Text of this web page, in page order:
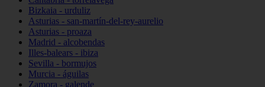
Bizkaia - urduliz
Asturias - san-martín-del-rey-aurelio
Asturias - proaza
Madrid - alcobendas
Illes-balears - ibiza
Sevilla - bormujos
Murcia - águilas
Zamora - galende